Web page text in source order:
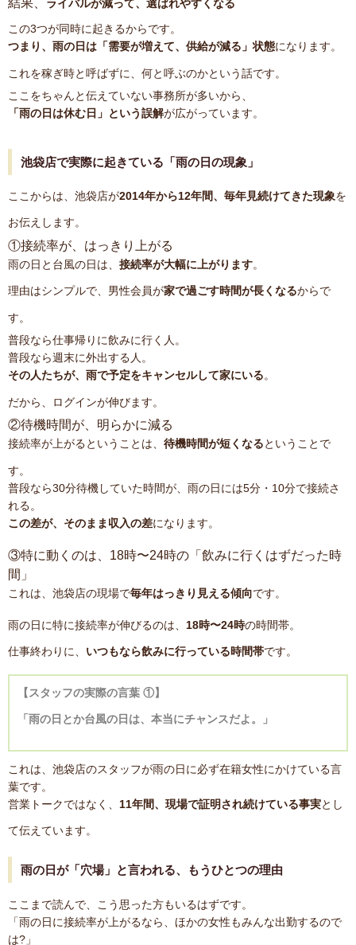
結果、 ライバルが減って、選ばれやすくなる
この3つが同時に起きるからです。
つまり、雨の日は「需要が増えて、供給が減る」状態になります。
これを稼ぎ時と呼ばずに、何と呼ぶのかという話です。
ここをちゃんと伝えていない事務所が多いから、
「雨の日は休む日」という誤解が広がっています。
池袋店で実際に起きている「雨の日の現象」
ここからは、池袋店が2014年から12年間、毎年見続けてきた現象を
お伝えします。
①接続率が、はっきり上がる
雨の日と台風の日は、 接続率が大幅に上がります。
理由はシンプルで、男性会員が家で過ごす時間が長くなるからで
す。
普段なら仕事帰りに飲みに行く人。
普段なら週末に外出する人。
その人たちが、雨で予定をキャンセルして家にいる。
だから、ログインが伸びます。
②待機時間が、明らかに減る
接続率が上がるということは、 待機時間が短くなるということで
す。
普段なら30分待機していた時間が、雨の日には5分・10分で接続さ
れる。
この差が、そのまま収入の差になります。
③特に動くのは、18時〜24時の「飲みに行くはずだった時
間」
これは、池袋店の現場で毎年はっきり見える傾向です。
雨の日に特に接続率が伸びるのは、 18時〜24時の時間帯。
仕事終わりに、 いつもなら飲みに行っている時間帯です。
【スタッフの実際の言葉 ①】
「雨の日とか台風の日は、本当にチャンスだよ。」
これは、池袋店のスタッフが雨の日に必ず在籍女性にかけている言
葉です。
営業トークではなく、 11年間、現場で証明され続けている事実とし
て伝えています。
雨の日が「穴場」と言われる、もうひとつの理由
ここまで読んで、こう思った方もいるはずです。
「雨の日に接続率が上がるなら、ほかの女性もみんな出勤するので
は?」